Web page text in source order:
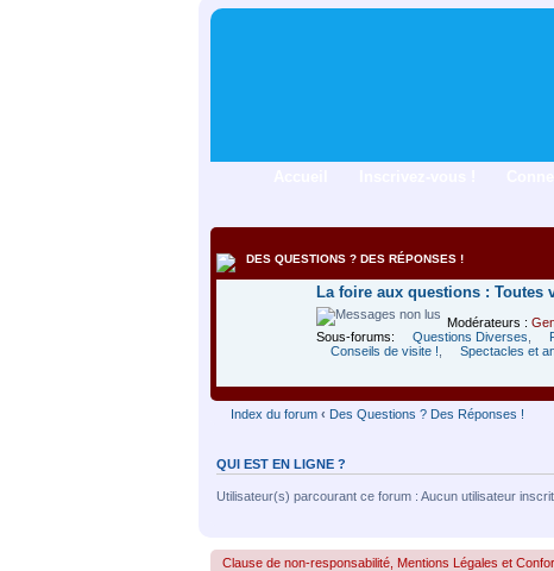
DES QUESTIONS ? DES RÉPONSES !
La foire aux questions :
Modérateurs :
Sous-forums:
Questions Diverses
Conseils de visite !
Spectacles et
Index du forum ‹ Des Questions ? Des Réponses !
QUI EST EN LIGNE ?
Utilisateur(s) parcourant ce forum : Aucun utilisateur
Clause de non-responsabilité, Mentions Légales et